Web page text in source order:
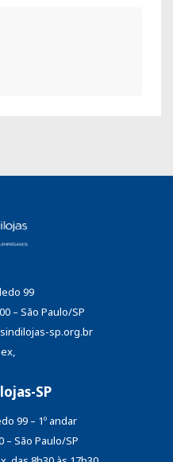
99
– São Paulo/SP
sp.org.br
SP
99 – 1º andar
– São Paulo/SP